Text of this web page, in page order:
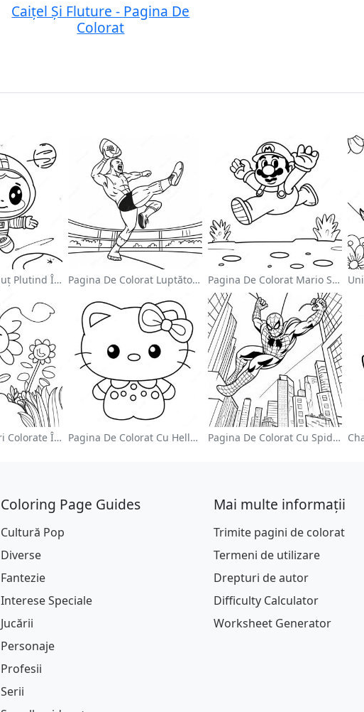
Caițel Și Fluture - Pagina De
Colorat
Astronaut Drăguț Plutind În Spațiu - Pagina De Colorat Pagina De Colorat Luptător Wwe Sărind Pe Inamic Pagina De Colorat Mario Sărind Peste Goombas
Grădină De Flori Colorate În Pagină De Colorat Pagina De Colorat Cu Hello Kitty Drăguță Cu Fundiță Pagina De Colorat Cu Spider Man Swinging Prin Oraș
Coloring Page Guides
Cultură Pop
Diverse
Fantezie
Interese Speciale
Jucării
Personaje
Profesii
Serii
Mai multe informații
Trimite pagini de colorat
Termeni de utilizare
Drepturi de autor
Difficulty Calculator
Worksheet Generator